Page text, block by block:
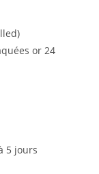
or 24
5 jours